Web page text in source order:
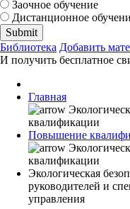
Заочное обучение
Дистанционное
Библиотека Добавить
И получить бесплатное
Главная
Повышение
Экологическая
руководителей и
управления